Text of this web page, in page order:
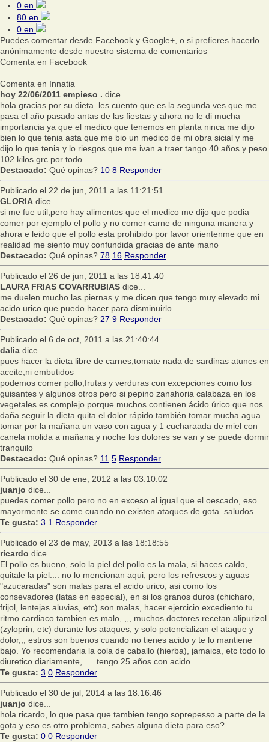
0 en
80 en
0 en
Puedes comentar desde Facebook y Google+, o si prefieres hacerlo
anónimamente desde nuestro sistema de comentarios
Comenta en Facebook
Comenta en Innatia
hoy 22/06/2011 empieso . dice...
hola gracias por su dieta .les cuento que es la segunda ves que me
pasa el año pasado antas de las fiestas y ahora no le di mucha
importancia ya que el medico que tenemos en planta ninca me dijo
bien lo que tenia asta que me bio un medico de mi obra sicial y me
dijo lo que tenia y lo riesgos que me ivan a traer tango 40 años y peso
102 kilos grc por todo..
Destacado: Qué opinas? 10 8 Responder
Publicado el 22 de jun, 2011 a las 11:21:51
GLORIA dice...
si me fue util,pero hay alimentos que el medico me dijo que podia
comer por ejemplo el pollo y no comer carne de ninguna manera y
ahora e leido que el pollo esta prohibido por favor orientenme que en
realidad me siento muy confundida gracias de ante mano
Destacado: Qué opinas? 78 16 Responder
Publicado el 26 de jun, 2011 a las 18:41:40
LAURA FRIAS COVARRUBIAS dice...
me duelen mucho las piernas y me dicen que tengo muy elevado mi
acido urico que puedo hacer para disminuirlo
Destacado: Qué opinas? 27 9 Responder
Publicado el 6 de oct, 2011 a las 21:40:44
dalia dice...
pues hacer la dieta libre de carnes,tomate nada de sardinas atunes en
aceite,ni embutidos
podemos comer pollo,frutas y verduras con excepciones como los
guisantes y algunos otros pero si pepino zanahoria calabaza en los
vegetales es complejo porque muchos contienen ácido úrico que nos
daña seguir la dieta quita el dolor rápido también tomar mucha agua
tomar por la mañana un vaso con agua y 1 cucharaada de miel con
canela molida a mañana y noche los dolores se van y se puede dormir
tranquilo
Destacado: Qué opinas? 11 5 Responder
Publicado el 30 de ene, 2012 a las 03:10:02
juanjo dice...
puedes comer pollo pero no en exceso al igual que el oescado, eso
mayormente se come cuando no existen ataques de gota. saludos.
Te gusta: 3 1 Responder
Publicado el 23 de may, 2013 a las 18:18:55
ricardo dice...
El pollo es bueno, solo la piel del pollo es la mala, si haces caldo,
quitale la piel.... no lo mencionan aqui, pero los refrescos y aguas
"azucaradas" son malas para el acido urico, asi como los
consevadores (latas en especial), en si los granos duros (chicharo,
frijol, lentejas aluvias, etc) son malas, hacer ejercicio excediento tu
ritmo cardiaco tambien es malo, ,,, muchos doctores recetan alipurizol
(zyloprin, etc) durante los ataques, y solo potencializan el ataque y
dolor,,, estros son buenos cuando no tienes acido y te lo mantiene
bajo. Yo recomendaria la cola de caballo (hierba), jamaica, etc todo lo
diuretico diariamente, .... tengo 25 años con acido
Te gusta: 3 0 Responder
Publicado el 30 de jul, 2014 a las 18:16:46
juanjo dice...
hola ricardo, lo que pasa que tambien tengo soprepesso a parte de la
gota y eso es otro problema, sabes alguna dieta para eso?
Te gusta: 0 0 Responder